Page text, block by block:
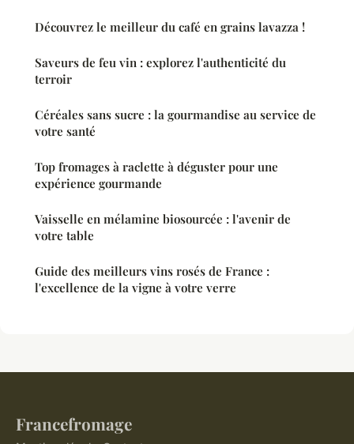
Découvrez le meilleur du café en grains lavazza !
Saveurs de feu vin : explorez l'authenticité du
terroir
Céréales sans sucre : la gourmandise au service de
votre santé
Top fromages à raclette à déguster pour une
expérience gourmande
Vaisselle en mélamine biosourcée : l'avenir de
votre table
Guide des meilleurs vins rosés de France :
l'excellence de la vigne à votre verre
Francefromage